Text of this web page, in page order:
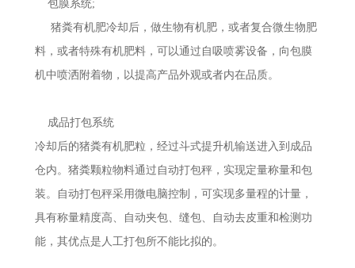
包膜系统;
猪粪有机肥冷却后，做生物有机肥，或者复合微生物肥
料，或者特殊有机肥料，可以通过自吸喷雾设备，向包膜
机中喷洒附着物，以提高产品外观或者内在品质。
成品打包系统
冷却后的猪粪有机肥粒，经过斗式提升机输送进入到成品
仓内。猪粪颗粒物料通过自动打包秤，实现定量称量和包
装。自动打包秤采用微电脑控制，可实现多量程的计量，
具有称量精度高、自动夹包、缝包、自动去皮重和检测功
能，其优点是人工打包所不能比拟的。